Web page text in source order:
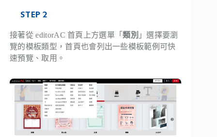
STEP 2
接著從 editorAC 首頁上方選單「類別 」選擇要瀏
覽的模板類型，首頁也會列出一些模板範例可快
速預覽、取用。